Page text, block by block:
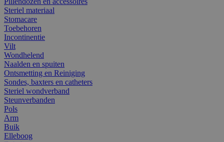
Steriel materiaal
Stomacare
Toebehoren
Incontinentie
Vilt
Wondhelend
Naalden en spuiten
Ontsmetting en Reiniging
Sondes, baxters en catheters
Steriel wondverband
Steunverbanden
Pols
Arm
Buik
Elleboog